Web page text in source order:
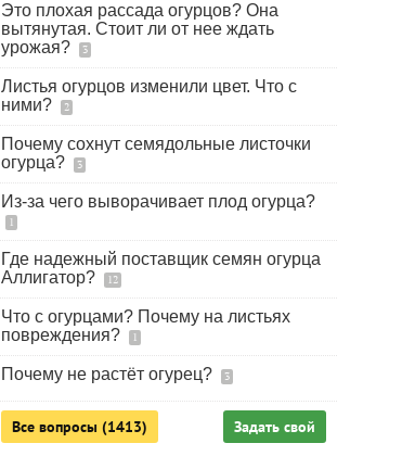
Это плохая рассада огурцов? Она
вытянутая. Стоит ли от нее ждать
урожая?
3
Листья огурцов изменили цвет. Что с
ними?
2
Почему сохнут семядольные листочки
огурца?
3
Из-за чего выворачивает плод огурца?
1
Где надежный поставщик семян огурца
Аллигатор?
12
Что с огурцами? Почему на листьях
повреждения?
1
Почему не растёт огурец? 3
Все вопросы (1413) Задать свой